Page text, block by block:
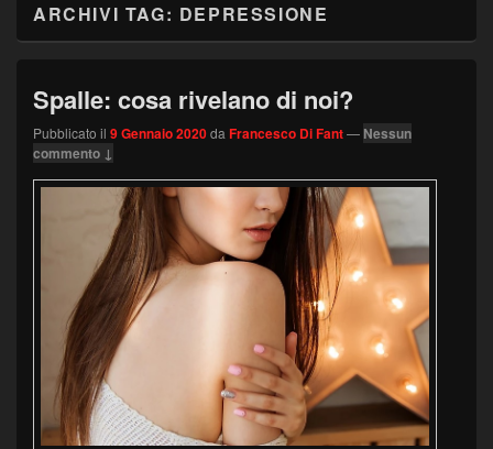
ARCHIVI TAG: DEPRESSIONE
Spalle: cosa rivelano di noi?
Pubblicato il 9 Gennaio 2020da Francesco Di Fant— Nessun
commento ↓